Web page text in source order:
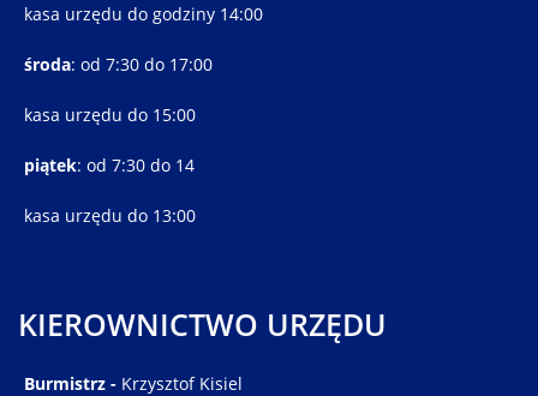
kasa urzędu do godziny 14:00
środa: od 7:30 do 17:00
kasa urzędu do 15:00
piątek: od 7:30 do 14
kasa urzędu do 13:00
KIEROWNICTWO URZĘDU
Burmistrz - Krzysztof Kisiel